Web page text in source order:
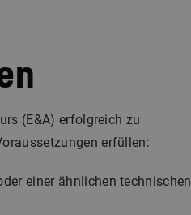
(E&A) erfolgreich zu
erfüllen:
einer ähnlichen technischen